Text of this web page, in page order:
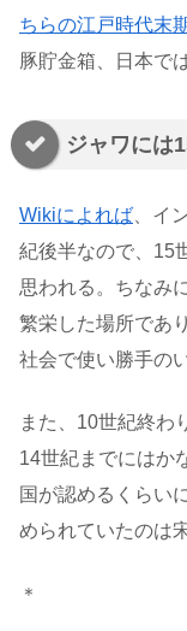
ちらの江戸時代末
豚貯金箱、日本で
ジャワには
Wikiによれば 、イ
紀後半なので、15
思われる。ちなみ
繁栄した場所であ
社会で使い勝手の
また、10世紀終わ
14世紀までにはか
国が認めるくらい
められていたのは
＊